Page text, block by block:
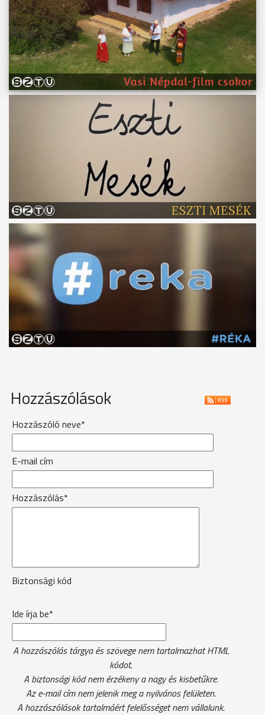
Hozzászólások
Hozzászóló neve*
E-mail cím
Hozzászólás*
Biztonsági kód
Ide írja be*
A hozzászólás tárgya és szövege nem tartalmazhat HTML
kódot.
A biztonsági kód nem érzékeny a nagy és kisbetűkre.
Az e-mail cím nem jelenik meg a nyilvános felületen.
A hozzászólások tartalmáért felelősséget nem vállalunk.